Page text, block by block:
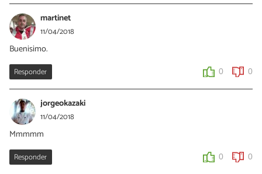
martinet
11/04/2018
Buenisimo.
Responder 0 0
jorgeokazaki
11/04/2018
Mmmmm
Responder 0 0